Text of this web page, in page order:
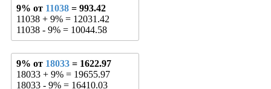
9% от 11038 = 993.42
11038 + 9% = 12031.42
11038 - 9% = 10044.58
9% от 18033 = 1622.97
18033 + 9% = 19655.97
18033 - 9% = 16410.03